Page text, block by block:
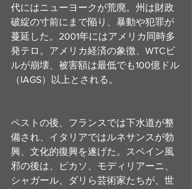
代にはニューヨークが荒廃。州は財政
破綻の寸前にまで陥り、暴動や犯罪が
蔓延した。2001年にはアメリカ同時多
発テロ。アメリカ経済の象徴、WTCビ
ルが崩壊、被害額は最低でも100億ドル
（IAGS）以上とされる。
ペストの後、フランスでは下水道が整
備され、イタリアではルネサンスが勃
興、文化的復興を遂げた。スペイン風
邪の後は、ピカソ、モディリアーニ、
シャガール、ダリら芸術家たちが、世